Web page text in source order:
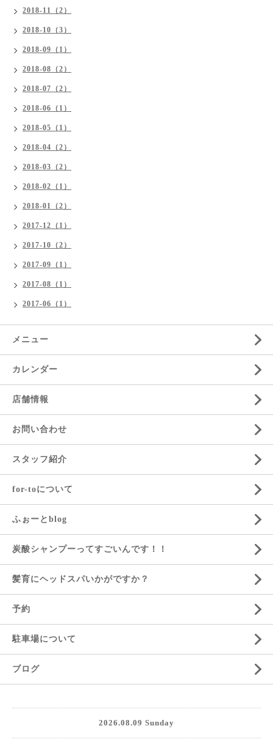
2018-11（2）
2018-10（3）
2018-09（1）
2018-08（2）
2018-07（2）
2018-06（1）
2018-05（1）
2018-04（2）
2018-03（2）
2018-02（1）
2018-01（2）
2017-12（1）
2017-10（2）
2017-09（1）
2017-08（1）
2017-06（1）
メニュー
カレンダー
店舗情報
お問い合わせ
スタッフ紹介
for-toについて
ふぉーとblog
炭酸シャンプーってすごいんです！！
髪育にヘッドスパいかがですか？
予約
駐車場について
ブログ
2026.08.09 Sunday